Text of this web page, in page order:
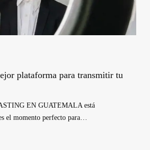
plataforma para transmitir tu
EN GUATEMALA está
el momento perfecto para…